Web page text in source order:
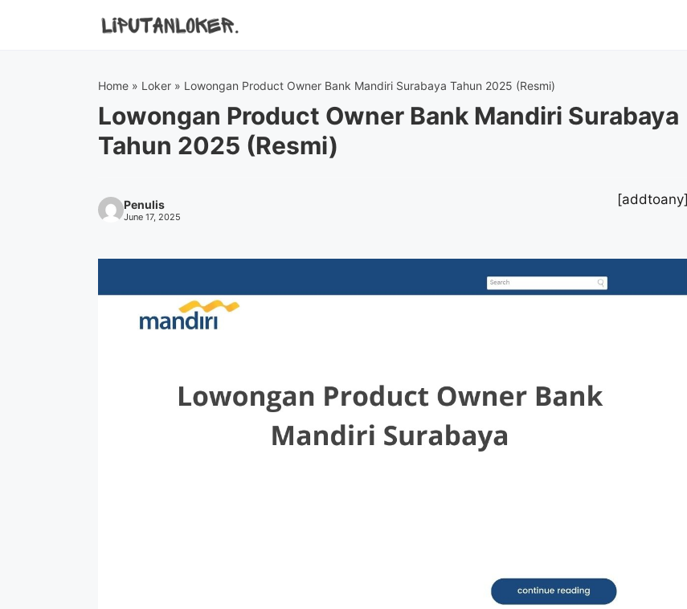
Home » Loker » Lowongan Product Owner Bank Mandiri Surabaya Tahun 2025 (Resmi)
Lowongan Product Owner Bank Mandiri Surabaya
Tahun 2025 (Resmi)
Penulis
June 17, 2025
[addtoany]